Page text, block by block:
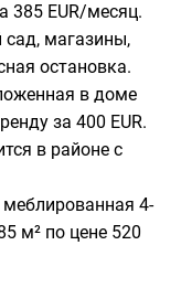
385 EUR/месяц.
сад, магазины,
остановка.
в доме
за 400 EUR.
в районе с
4-
м² по цене 520